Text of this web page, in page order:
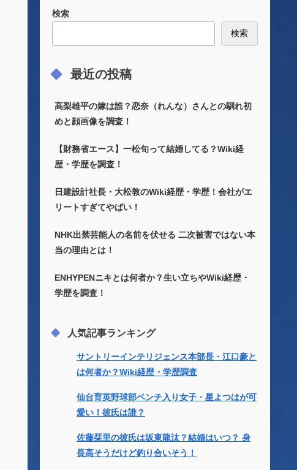
検索
検索
最近の投稿
高梨雄平の嫁は誰？恋奈（れんな）さんとの馴れ初
めと顔画像を調査！
【財務省エース】一松旬って結婚してる？Wiki経
歴・学歴を調査！
日建設計社長・大松敦のWiki経歴・学歴！会社がエ
リートすぎてやばい！
NHK出禁芸能人の名前を伏せる 二次被害ではない本
当の理由とは！
ENHYPENニキとは何者か？生い立ちやWiki経歴・
学歴を調査！
人気記事ランキング
サントリーインテリジェンス本部長・江口豪と
は何者か？Wiki経歴・学歴調査
仙台育英野球部ベンチ入り女子・星よつはが可
愛い！彼氏は誰？
佐藤栞里の彼氏は坂東龍汰？結婚はいつ？ 身
長高そうだけど釣り合いそう！